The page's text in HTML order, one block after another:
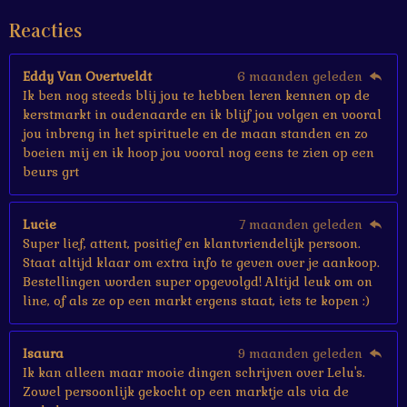
r
r
Reacties
Eddy Van Overtveldt
6 maanden geleden
Ik ben nog steeds blij jou te hebben leren kennen op de
kerstmarkt in oudenaarde en ik blijf jou volgen en vooral
jou inbreng in het spirituele en de maan standen en zo
boeien mij en ik hoop jou vooral nog eens te zien op een
beurs grt
Lucie
7 maanden geleden
Super lief, attent, positief en klantvriendelijk persoon.
Staat altijd klaar om extra info te geven over je aankoop.
Bestellingen worden super opgevolgd! Altijd leuk om on
line, of als ze op een markt ergens staat, iets te kopen :)
Isaura
9 maanden geleden
Ik kan alleen maar mooie dingen schrijven over Lelu's.
Zowel persoonlijk gekocht op een marktje als via de